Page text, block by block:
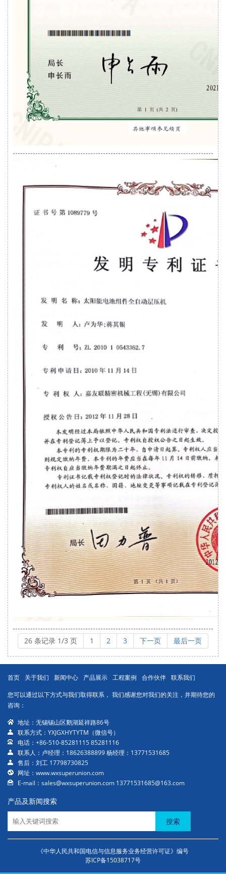
26 条记录 1/3 页 1 2 3 下一页 最后一页
首页 关于我们 新闻中心 产品展示 工程案例 合作伙伴 联系我们
您可以通过以下方式与我们取得联系， 我们感谢您对我们的关注，并期待您的
咨询：
地址：无锡锡山区鹅湖延祥路86号
联系方式：YXJGXHYTYTM（微信号）
电话：+86-510-85281115 85281116
联系人：卢经理：18626388899 杨经理：13771531685
售后：刘工 17798730825
网址：www.wxsuperunion.com
E-mail：sales@wxsuperunion.com 13771531685@163.com
产品及新闻搜索
搜索
《中华人民共和国电信与信息服务业务经营许可证》编号
苏ICP备15038717号